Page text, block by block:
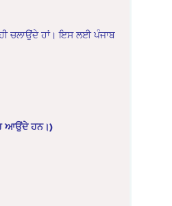
ਚਲਾਉਂਦੇ ਹਾਂ। ਇਸ ਲਈ ਪੰਜਾਬ
ਆਉਂਦੇ ਹਨ।)